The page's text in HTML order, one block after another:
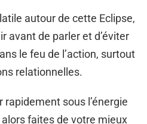
autour de cette Eclipse,
avant de parler et d’éviter
le feu de l’action, surtout
relationnelles.
rapidement sous l’énergie
faites de votre mieux